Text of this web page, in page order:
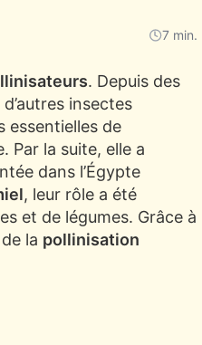
7 min.
. Depuis des
d’autres insectes
essentielles de
Par la suite, elle a
dans l’Égypte
, leur rôle a été
et de légumes. Grâce à
la pollinisation